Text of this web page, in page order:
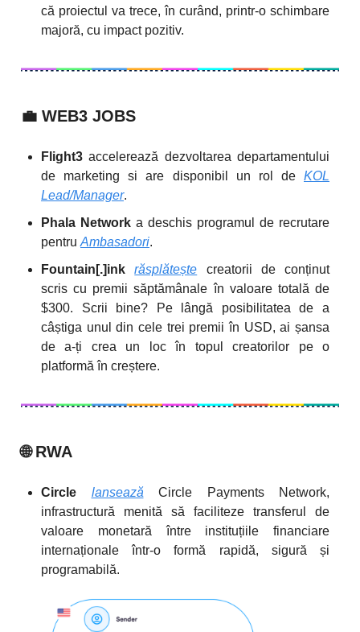
că proiectul va trece, în curând, printr-o schimbare
majoră, cu impact pozitiv.
💼 WEB3 JOBS
Flight3 accelerează dezvoltarea departamentului
de marketing si are disponibil un rol de KOL
Lead/Manager.
Phala Network a deschis programul de recrutare
pentru Ambasadori.
Fountain[.]inkrăsplătește creatorii de conținut
scris cu premii săptămânale în valoare totală de
$300. Scrii bine? Pe lângă posibilitatea de a
câștiga unul din cele trei premii în USD, ai șansa
de a-ți crea un loc în topul creatorilor pe o
platformă în creștere.
🌐RWA
Circle lansează Circle Payments Network,
infrastructură menită să faciliteze transferul de
valoare monetară între instituțiile financiare
internaționale într-o formă rapidă, sigură și
programabilă.